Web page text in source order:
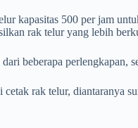
kapasitas 500 per jam
rak telur yang lebih
beberapa
rak telur, diantaranya